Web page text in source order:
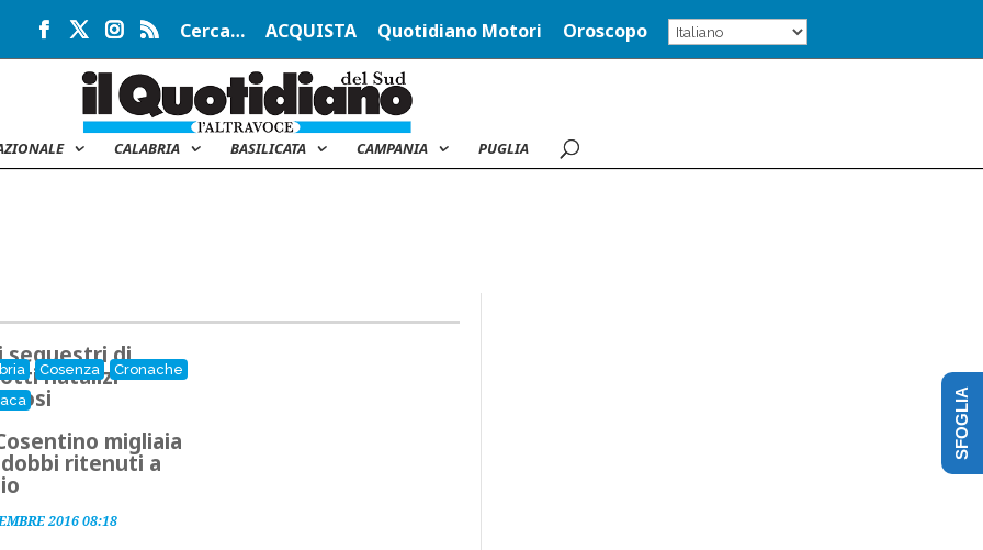
Cerca… ACQUISTA Quotidiano Motori Oroscopo
CALABRIA BASILICATA CAMPANIA PUGLIA
Cosenza
Cronache
sequestri di
natalizi
migliaia
ritenuti a
2016 08:18
SFOGLIA